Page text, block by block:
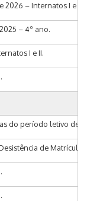
– Internatos I e II.
– 4º ano.
I e II.
do período letivo de
de Matrícula